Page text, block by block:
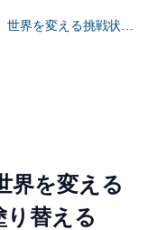
界を変える
り替える